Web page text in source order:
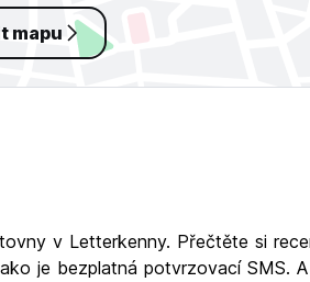
mapu
v Letterkenny. Přečtěte si
je bezplatná potvrzovací